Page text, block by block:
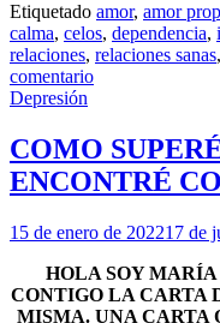
Etiquetado amor, amor
calma, celos, dependencia,
relaciones, relaciones sanas,
comentario
Depresión
COMO
ENCONTRÉ
15 de enero de 202217 de
HOLA SOY MARÍA
CONTIGO LA CARTA
MISMA. UNA CARTA